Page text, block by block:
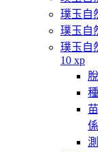
璞玉自
璞玉自
璞玉自
10 xp
係